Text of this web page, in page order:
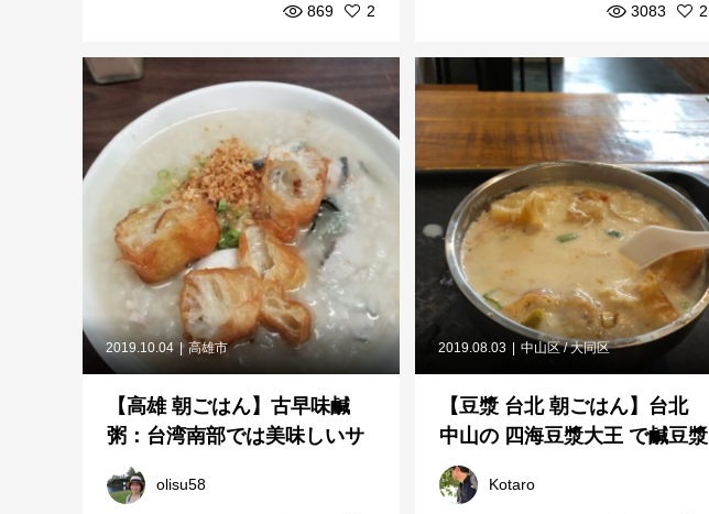
869 2 3083 2
2019.10.04 高雄市
【高雄 朝ごはん】古早味鹹
粥：台湾南部では美味しいサ
バヒー雑炊を食べるために
早...
olisu58
2019.08.03 中山区 / 大同区
【豆漿 台北 朝ごはん】台北
中山の 四海豆漿大王 で鹹豆漿
を堪能
Kotaro